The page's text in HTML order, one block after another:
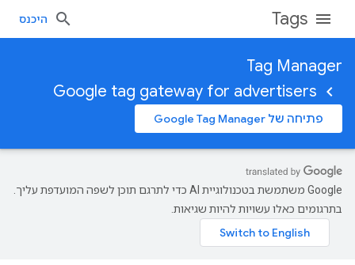
Tags היכנס
Tag Manager
Google tag gateway for advertisers
פתיחה של Google Tag Manager
‫Google משתמשת בטכנולוגיית AI כדי לתרגם תוכן לשפה המועדפת עליך.
בתרגומים כאלו עשויות להיות שגיאות.